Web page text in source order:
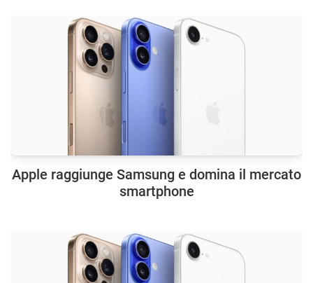
Apple raggiunge Samsung e domina il mercato
smartphone